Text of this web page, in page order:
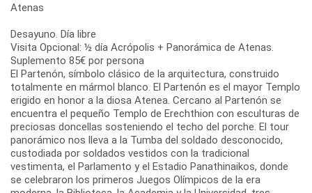
Atenas
Desayuno. Día libre
Visita Opcional: ½ día Acrópolis + Panorámica de Atenas.
Suplemento 85€ por persona
El Partenón, símbolo clásico de la arquitectura, construido
totalmente en mármol blanco. El Partenón es el mayor Templo
erigido en honor a la diosa Atenea. Cercano al Partenón se
encuentra el pequeño Templo de Erechthion con esculturas de
preciosas doncellas sosteniendo el techo del porche. El tour
panorámico nos lleva a la Tumba del soldado desconocido,
custodiada por soldados vestidos con la tradicional
vestimenta, el Parlamento y el Estadio Panathinaikos, donde
se celebraron los primeros Juegos Olímpicos de la era